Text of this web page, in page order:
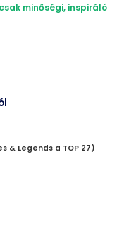
minőségi, inspiráló
& Legends a TOP 27)